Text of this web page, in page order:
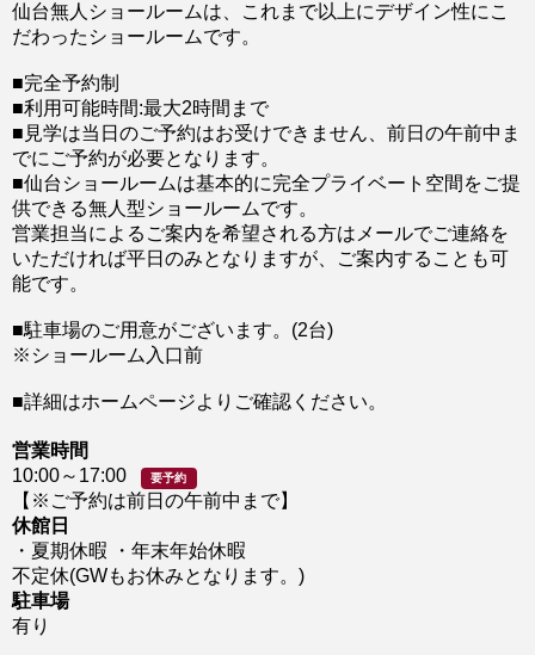
仙台無人ショールームは、これまで以上にデザイン性にこ
だわったショールームです。
■完全予約制
■利用可能時間:最大2時間まで
■見学は当日のご予約はお受けできません、前日の午前中ま
でにご予約が必要となります。
■仙台ショールームは基本的に完全プライベート空間をご提
供できる無人型ショールームです。
営業担当によるご案内を希望される方はメールでご連絡を
いただければ平日のみとなりますが、ご案内することも可
能です。
■駐車場のご用意がございます。(2台)
※ショールーム入口前
■詳細はホームページよりご確認ください。
営業時間
10:00～17:00
要予約
【※ご予約は前日の午前中まで】
休館日
・夏期休暇 ・年末年始休暇
不定休(GWもお休みとなります。)
駐車場
有り